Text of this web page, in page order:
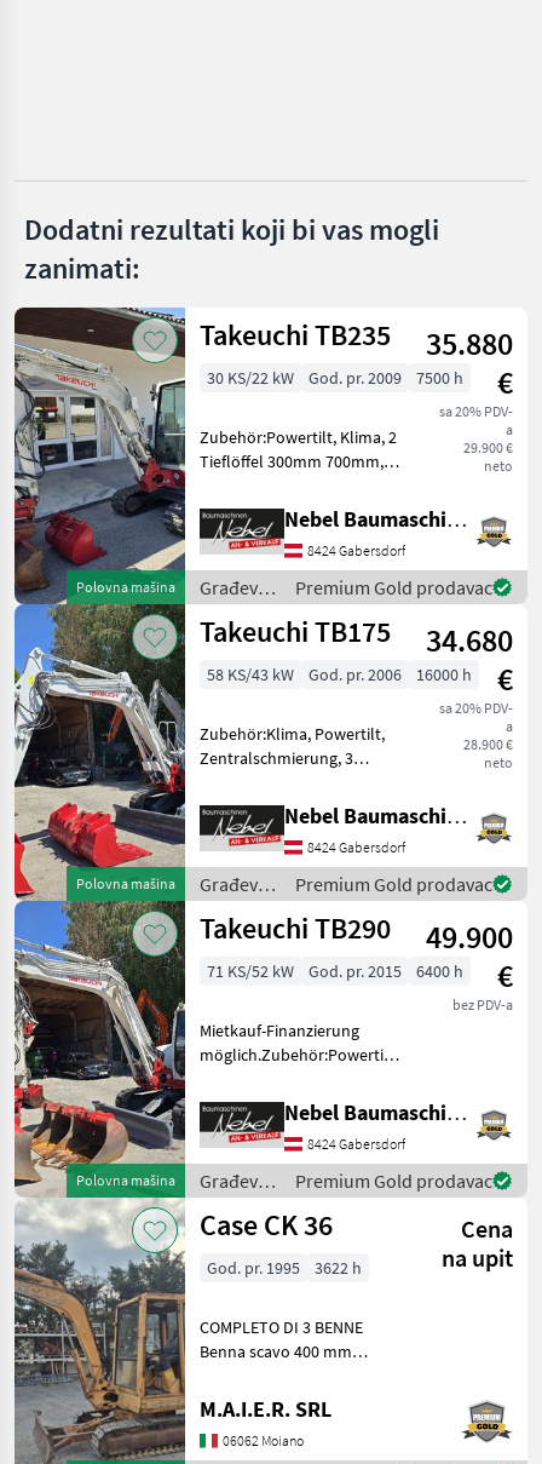
Volvo
Prikaži
MARKETPLACE
Marketplace
Ponude
trgovaca
Dodatni rezultati koji bi vas mogli
zanimati:
Polovna mašina
Takeuchi TB235
35.880
€
sa 20% PDV-
a
29.900 €
neto
30 KS/22 kW God. pr. 2009 7500 h
Zubehör:Powertilt, Klima, 2
Tieflöffel 300mm 700mm,
1200mm.Hydraulikpumpe
wurde bei
7000Std.Erneuert.
Građevinski strojevi
Minibageri
Nebel Baumaschinen
8424 Gabersdorf
Građevinski
strojevi /
Takeuchi
Premium Gold prodavac
Polovna mašina
Takeuchi TB175
34.680
€
sa 20% PDV-
a
28.900 €
neto
58 KS/43 kW God. pr. 2006 16000 h
Zubehör:Klima, Powertilt,
Zentralschmierung, 3
900mm, 1Böschungslöffel
1500mm.Hydraulikpumpe
vor 1000Std.erneuert.
Gorivo: Građevinski strojevi
Mi
Nebel Baumaschinen
8424 Gabersdorf
Građevinski
strojevi /
Takeuchi
Premium Gold prodavac
Polovna mašina
Takeuchi TB290
49.900
€
bez PDV-a
71 KS/52 kW God. pr. 2015 6400 h
Mietkauf-Finanzierung
möglich.Zubehör:Powertilt-
600mm 900mm,
1Böschungslöffel 1500mm
Gorivo: Građevinski strojevi
Minibageri
Nebel Baumaschinen
8424 Gabersdorf
Građevinski
strojevi /
Takeuchi
Premium Gold prodavac
Case CK 36
Cena
na upit
God. pr. 1995 3622 h
COMPLETO DI 3 BENNE
Benna scavo 400 mm
Benna liscia 1400 mm
Građevinski strojevi
Minibageri
M.A.I.E.R. SRL
06062 Moiano